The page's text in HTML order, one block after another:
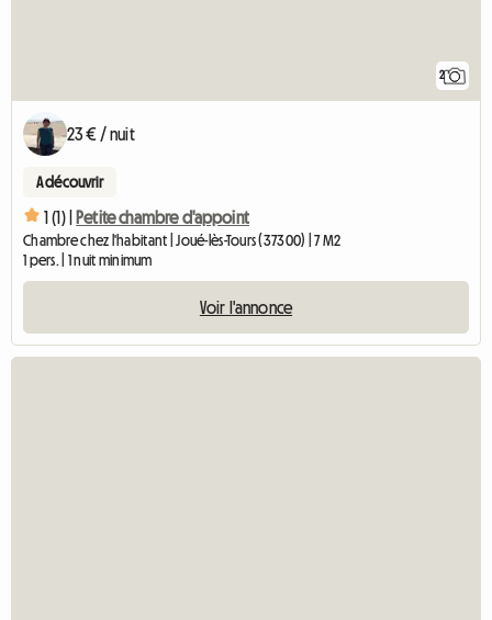
2
23 € / nuit
A découvrir
1 (1) | Petite chambre d'appoint
Chambre chez l'habitant | Joué-lès-Tours (37300) | 7 M2
1 pers. | 1 nuit minimum
Voir l'annonce